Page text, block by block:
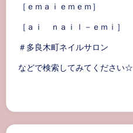
［ｅｍａｉｅｍｅｍ］
［ａｉ ｎａｉｌ－ｅｍｉ］
＃多良木町ネイルサロン
などで検索してみてください☆